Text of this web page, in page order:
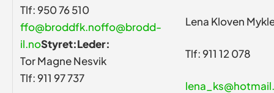
Tlf: 950 76 510
ffo@broddfk.noffo@brodd-
il.noStyret:Leder:
Tor Magne Nesvik
Tlf: 911 97 737
Lena Kloven
Tlf: 911 12 078